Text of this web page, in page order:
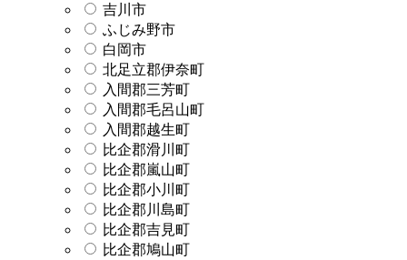
吉川市
ふじみ野市
白岡市
北足立郡伊奈町
入間郡三芳町
入間郡毛呂山町
入間郡越生町
比企郡滑川町
比企郡嵐山町
比企郡小川町
比企郡川島町
比企郡吉見町
比企郡鳩山町